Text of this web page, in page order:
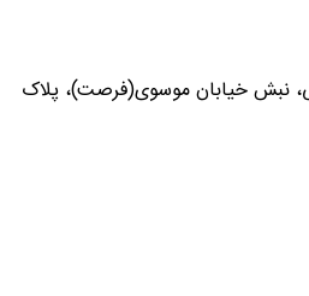
نبش خیابان موسوی(فرصت)، پلاک